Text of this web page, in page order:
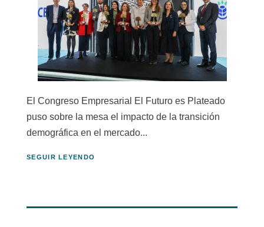
El Congreso Empresarial El Futuro es Plateado
puso sobre la mesa el impacto de la transición
demográfica en el mercado...
SEGUIR LEYENDO